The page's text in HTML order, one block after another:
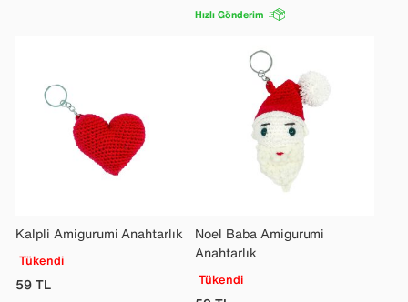
Hızlı Gönderim
Kalpli Amigurumi Anahtarlık
Tükendi
59TL
Noel Baba Amigurumi
Anahtarlık
Tükendi